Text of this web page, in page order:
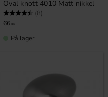
Oval knott 4010 Matt nikkel
Karakter: (8)
66 KR
På lager